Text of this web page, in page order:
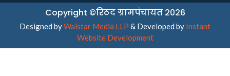
Copyright ©रिठद ग्रामपंचायत 2026
Designed byWalstar Media LLP & Developed by Instant
Website Development